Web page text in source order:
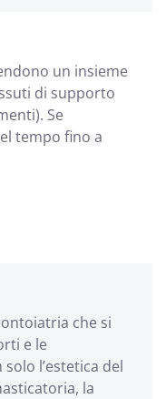
un insieme
di supporto
Se
tempo fino a
che si
e le
l’estetica del
la